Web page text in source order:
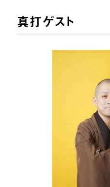
真打ゲスト